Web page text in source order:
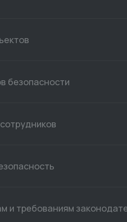
безопасности
и требованиям